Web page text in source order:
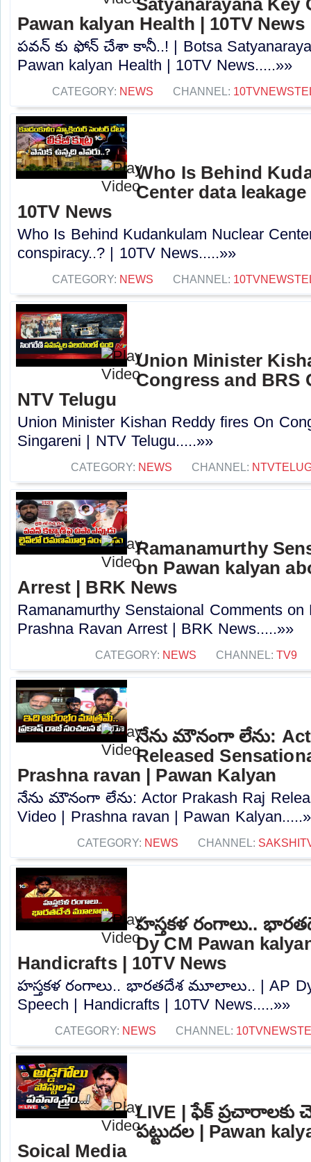
Satyanarayana Key
Pawan kalyan Health | 10TV News
పవన్ కు ఫోన్ చేశా కానీ..! | Botsa
Pawan kalyan Health | 10TV News.....»»
CATEGORY: NEWS CHANNEL:
Who Is Behind
Center data
10TV News
Who Is Behind Kudankulam Nuclear
conspiracy..? | 10TV News.....»»
CATEGORY: NEWS CHANNEL:
Union Minister
Congress and BRS
NTV Telugu
Union Minister Kishan Reddy fires On
Singareni | NTV Telugu.....»»
CATEGORY: NEWS CHANNEL:
Ramanamurthy
on Pawan kalyan
Arrest | BRK News
Ramanamurthy Senstaional Comments
Prashna Ravan Arrest | BRK News.....»»
CATEGORY: NEWS CHANNEL: TV9
నేను మౌనంగా లేను:
Released
Prashna ravan | Pawan Kalyan
నేను మౌనంగా లేను: Actor Prakash Raj
Video | Prashna ravan | Pawan
CATEGORY: NEWS CHANNEL:
హస్తకళ రంగాలు..
Dy CM Pawan
Handicrafts | 10TV News
హస్తకళ రంగాలు.. భారతదేశ మూలాలు.. | AP Dy
Speech | Handicrafts | 10TV News.....»»
CATEGORY: NEWS CHANNEL:
LIVE | ఫేక్ ప్రచారాలకు
పట్టుదల | Pawan
Soical Media